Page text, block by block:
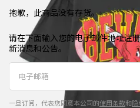
抱歉，此商品没有存货。
请在下面输入您的电子邮件地址注
新消息和公告。
一旦订阅，代表您同意本公司的使用条款和隐